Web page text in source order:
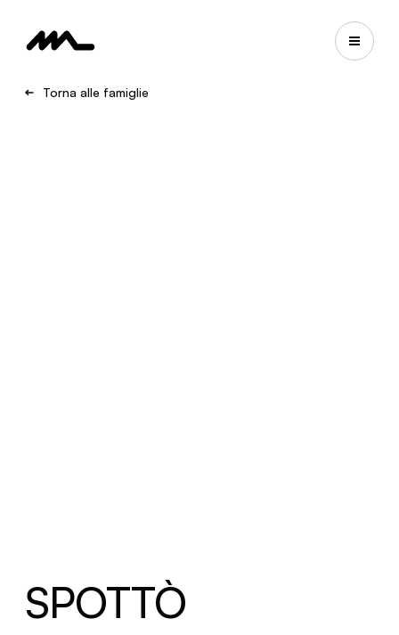
Torna alle famiglie
SPOTTÒ